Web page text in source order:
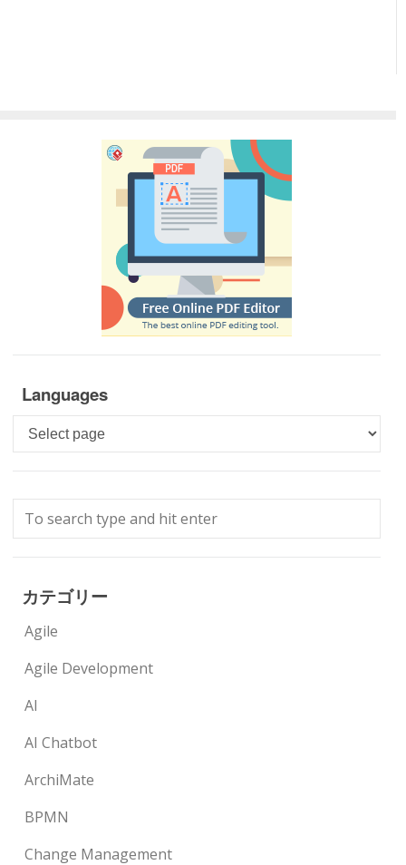
Languages
Languages
カテゴリー
Agile
Agile Development
AI
AI Chatbot
ArchiMate
BPMN
Change Management